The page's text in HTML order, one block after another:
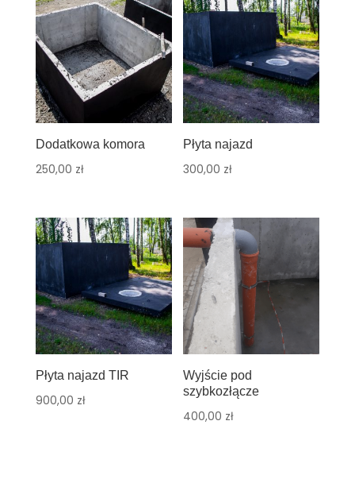
Dodatkowa komora
250,00 zł
Płyta najazd
300,00 zł
Płyta najazd TIR
900,00 zł
Wyjście pod
szybkozłącze
400,00 zł